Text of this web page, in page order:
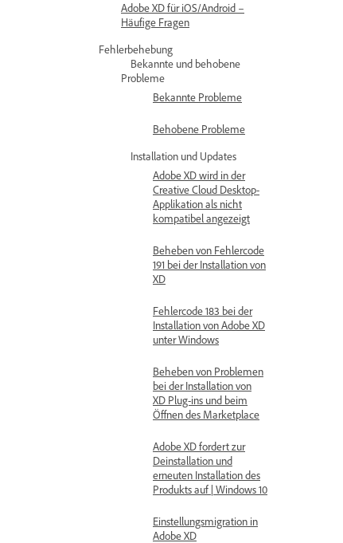
Adobe XD für iOS/Android –
Häufige Fragen
Fehlerbehebung
Bekannte und behobene
Probleme
Bekannte Probleme
Behobene Probleme
Installation und Updates
Adobe XD wird in der
Creative Cloud Desktop-
Applikation als nicht
kompatibel angezeigt
Beheben von Fehlercode
191 bei der Installation von
XD
Fehlercode 183 bei der
Installation von Adobe XD
unter Windows
Beheben von Problemen
bei der Installation von
XD Plug-ins und beim
Öffnen des Marketplace
Adobe XD fordert zur
Deinstallation und
erneuten Installation des
Produkts auf | Windows 10
Einstellungsmigration in
Adobe XD